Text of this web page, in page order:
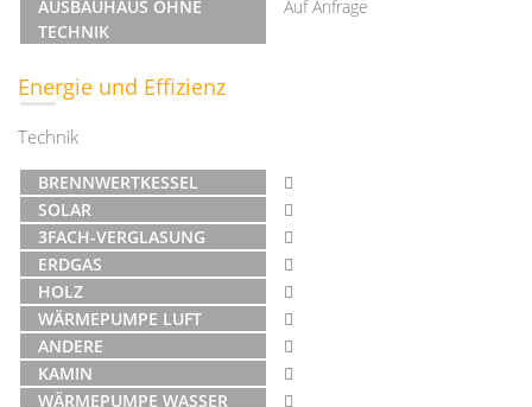
AUSBAUHAUS OHNE
TECHNIK
Auf Anfrage
Energie und Effizienz
Technik
BRENNWERTKESSEL
SOLAR
3FACH-VERGLASUNG
ERDGAS
HOLZ
WÄRMEPUMPE LUFT
ANDERE
KAMIN
WÄRMEPUMPE WASSER